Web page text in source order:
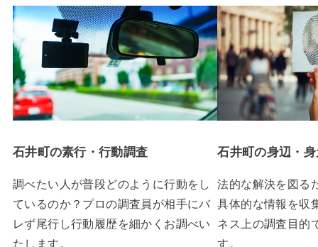
石井町の素行・行動調査
調べたい人が普段どのように行動をし
ているのか？プロの調査員が相手にバ
レず尾行し行動履歴を細かくお調べい
たします。
石井町の身辺・
法的な解決を図る
具体的な情報を収
ネス上の調査目的
す。